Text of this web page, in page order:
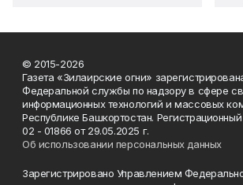
© 2015-2026
Газета «Зилаирские огни»
Федеральной службы по надзору в сфере
информационных технологий и массовых
Республике Башкортостан.
02 - 01866 от 29.05.2025 г.
Об использовании персональных данных
Зарегистрировано Управлением